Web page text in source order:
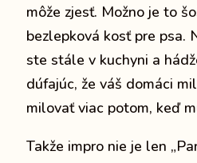
môže zjesť. Možno je to
bezlepková kosť pre psa.
ste stále v kuchyni a
dúfajúc, že váš domáci
milovať viac potom, keď
Takže impro nie je len